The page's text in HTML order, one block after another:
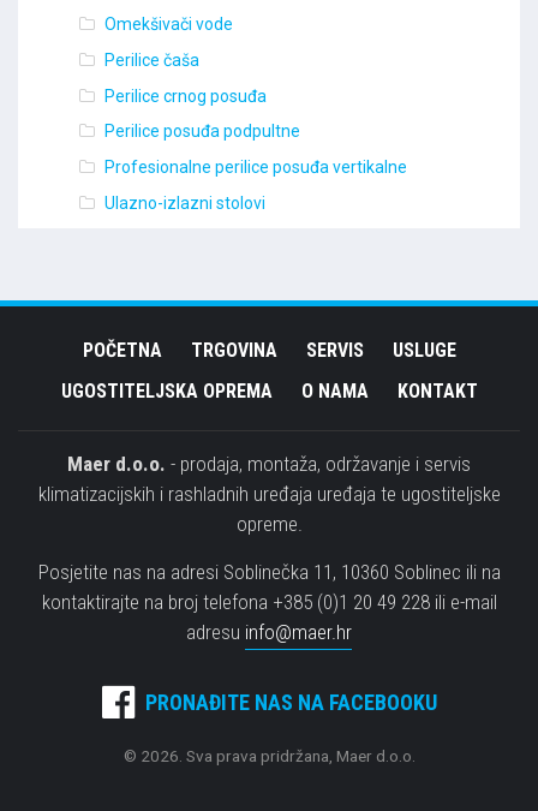
Omekšivači vode
Perilice čaša
Perilice crnog posuđa
Perilice posuđa podpultne
Profesionalne perilice posuđa vertikalne
Ulazno-izlazni stolovi
POČETNA TRGOVINA SERVIS
USLUGE
UGOSTITELJSKA OPREMA
O NAMA KONTAKT
Maer d.o.o. - prodaja, montaža, održavanje i servis
klimatizacijskih i rashladnih uređaja uređaja te ugostiteljske
opreme.
Posjetite nas na adresi Soblinečka 11, 10360 Soblinec ili na
kontaktirajte na broj telefona +385 (0)1 20 49 228 ili e-mail
adresu info@maer.hr
PRONAĐITE NAS NA FACEBOOKU
© 2026. Sva prava pridržana, Maer d.o.o.